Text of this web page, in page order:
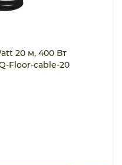
20 м, 400 Вт
Floor-cable-20